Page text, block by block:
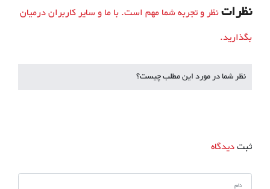
نظراتنظر و تجربه شما مهم است. با ما و سایر کاربران درمیان
بگذارید.
نظر شما در مورد این مطلب چیست؟
ثبتدیدگاه